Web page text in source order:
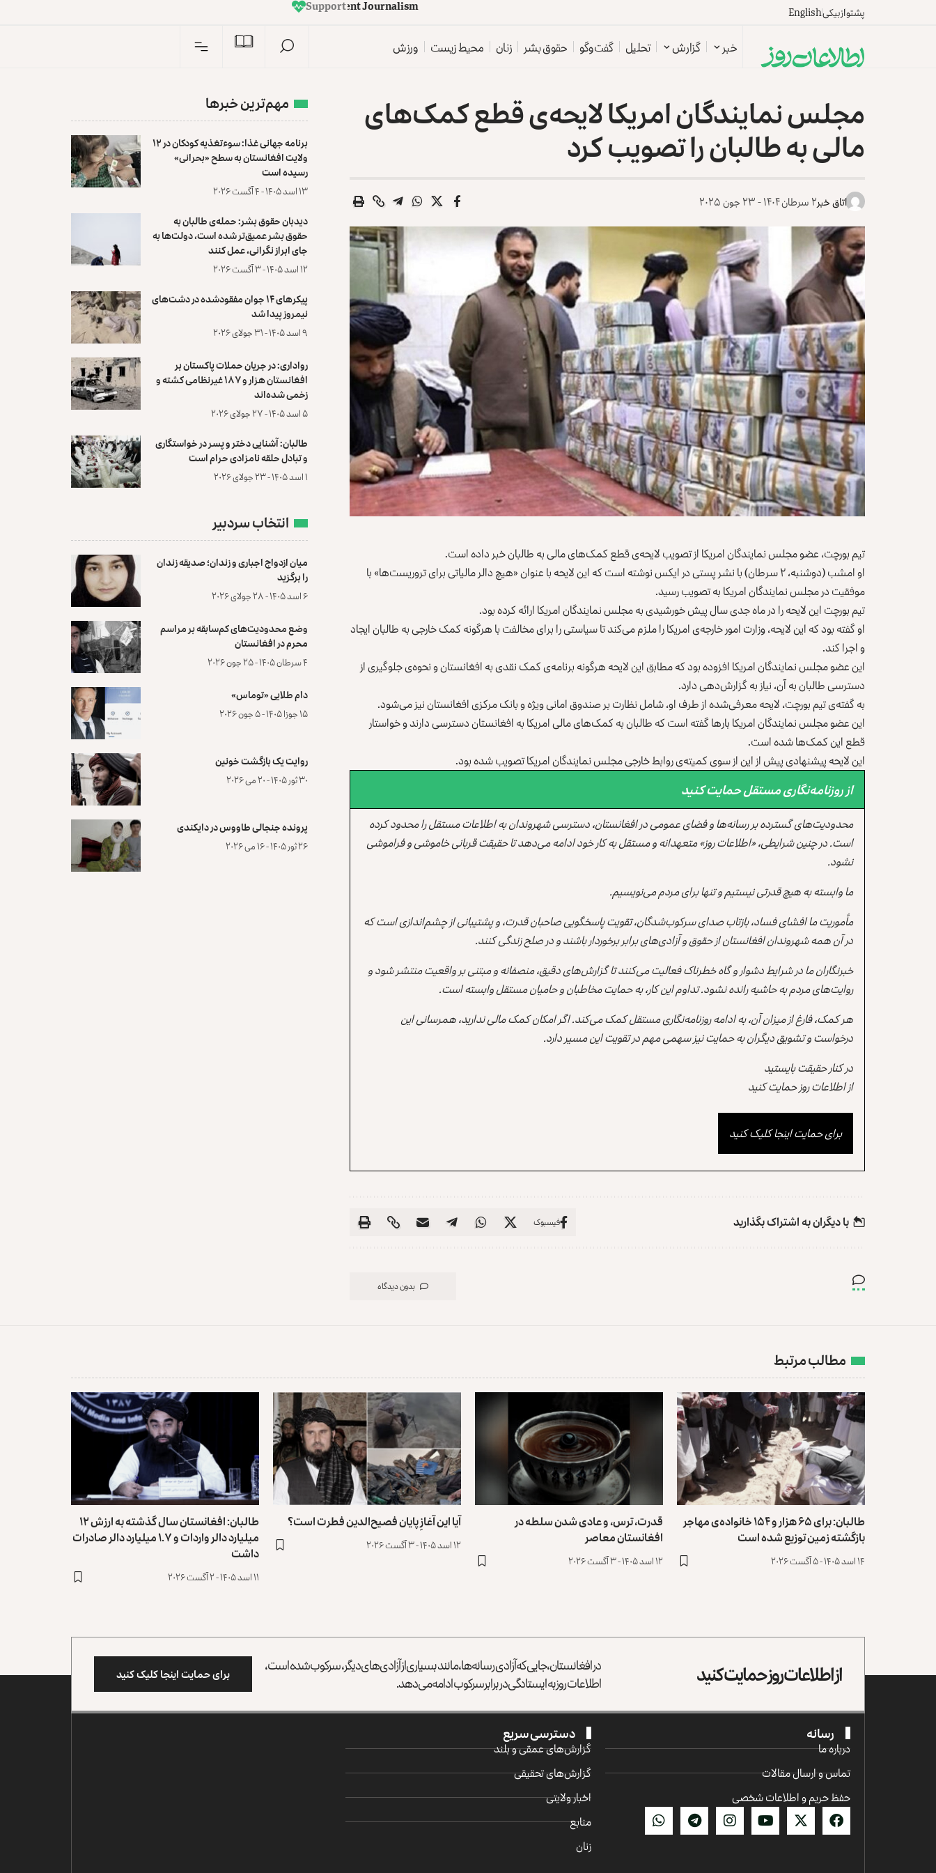
پشتوازبیکیEnglish
m
s
i
l
a
n
r
u
o
J
t
n
e
d
n
e
p
e
d
n
I Support
خبر گزارش تحلیل گفت‌وگو حقوق بشر زنان محیط زیست ورزش
مجلس نمایندگان امریکا لایحه‌‌ی قطع کمک‌های
مالی به طالبان را تصویب کرد
اتاق خبر۲ سرطان ۱۴۰۴ - ۲۳ جون ۲۰۲۵
تیم بورچت، عضو مجلس نمایندگان امریکا از تصویب لایحه‌‌ی قطع کمک‌های مالی به طالبان خبر داده است.
او امشب (دوشنبه، ۲ سرطان) با نشر پستی در ایکس نوشته است که این لایحه با عنوان «هیچ دالر مالیاتی برای تروریست‌ها» با
موفقیت در مجلس نمایندگان امریکا به تصویب رسید.
تیم بورچت این لایحه را در ماه جدی سال پیش خورشیدی به مجلس نمایندگان امریکا ارائه کرده بود.
او گفته بود که این لایحه، وزارت امور خارجه‌ی امریکا را ملزم می‌کند تا سیاستی را برای مخالفت با هرگونه کمک خارجی به طالبان ایجاد
و اجرا کند.
این عضو مجلس نمایندگان امریکا افزوده بود که مطابق این لایحه هرگونه برنامه‌‌ی کمک نقدی به افغانستان و نحوه‌ی جلوگیری از
دسترسی طالبان به آن، نیاز به گزارش‌دهی دارد.
به گفته‌ی تیم بورچت، لایحه معرفی‌شده از طرف او، شامل نظارت بر صندوق امانی ویژه و بانک مرکزی افغانستان نیز می‌شود.
این عضو مجلس نمایندگان امریکا بارها گفته است که طالبان به کمک‌های مالی امریکا به افغانستان دسترسی دارند و خواستار
قطع این کمک‌ها شده است.
این لایحه پیشنهادی پیش از این از سوی کمیته‌ی روابط خارجی مجلس نمایندگان امریکا تصویب شده بود.
از روزنامه‌نگاری مستقل حمایت کنید
محدودیت‌های گسترده بر رسانه‌ها و فضای عمومی در افغانستان، دسترسی شهروندان به اطلاعات مستقل را محدود کرده
است. در چنین شرایطی، «اطلاعات روز» متعهدانه و مستقل به کار خود ادامه می‌دهد تا حقیقت قربانی خاموشی و فراموشی
نشود.
ما وابسته به هیچ قدرتی نیستیم و تنها برای مردم می‌نویسیم.
مأموریت ما افشای فساد، بازتاب صدای سرکوب‌شدگان، تقویت پاسخگویی صاحبان قدرت، و پشتیبانی از چشم‌اندازی است که
در آن همه شهروندان افغانستان از حقوق و آزادی‌های برابر برخوردار باشند و در صلح زندگی کنند.
خبرنگاران ما در شرایط دشوار و گاه خطرناک فعالیت می‌کنند تا گزارش‌های دقیق، منصفانه و مبتنی بر واقعیت منتشر شود و
روایت‌های مردم به حاشیه رانده نشود. تداوم این کار، به حمایت مخاطبان و حامیان مستقل وابسته است.
هر کمک، فارغ از میزان آن، به ادامه روزنامه‌نگاری مستقل کمک می‌کند. اگر امکان کمک مالی ندارید، همرسانی این
درخواست و تشویق دیگران به حمایت نیز سهمی مهم در تقویت این مسیر دارد.
در کنار حقیقت بایستید
از اطلاعات روز حمایت کنید
برای حمایت اینجا کلیک کنید
با دیگران به‌‌ اشتراک بگذارید فیسبوک
بدون دیدگاه
مهم‌ترین خبرها
برنامه جهانی غذا: سوءتغذیه کودکان در ۱۲
ولایت افغانستان به سطح «بحرانی»
رسیده است
۱۳ اسد ۱۴۰۵ - ۴ آگست ۲۰۲۶
دیدبان حقوق بشر: حمله‌ی طالبان به
حقوق بشر عمیق‌تر شده است، دولت‌ها به
جای ابراز نگرانی، عمل کنند
۱۲ اسد ۱۴۰۵ - ۳ آگست ۲۰۲۶
پیکرهای ۱۴ جوان مفقودشده در دشت‌های
نیمروز پیدا شد
۹ اسد ۱۴۰۵ - ۳۱ جولای ۲۰۲۶
رواداری: در جریان حملات پاکستان بر
افغانستان هزار و ۱۸۷ غیرنظامی کشته و
زخمی شده‌اند
۵ اسد ۱۴۰۵ - ۲۷ جولای ۲۰۲۶
طالبان: آشنایی دختر و پسر در خواستگاری
و تبادل حلقه نامزادی حرام است
۱ اسد ۱۴۰۵ - ۲۳ جولای ۲۰۲۶
انتخاب سردبیر
میان ازدواج اجباری و زندان؛ صدیقه زندان
را برگزید
۶ اسد ۱۴۰۵ - ۲۸ جولای ۲۰۲۶
وضع محدودیت‌های کم‌سابقه بر مراسم
محرم در افغانستان
۴ سرطان ۱۴۰۵ - ۲۵ جون ۲۰۲۶
دام طلایی «توماس»
۱۵ جوزا ۱۴۰۵ - ۵ جون ۲۰۲۶
روایت یک بازگشت خونین
۳۰ ثور ۱۴۰۵ - ۲۰ می ۲۰۲۶
پرونده‌ جنجالی طاووس در دایکندی
۲۶ ثور ۱۴۰۵ - ۱۶ می ۲۰۲۶
مطالب مرتبط
طالبان: برای ۶۵ هزار و ۱۵۴ خانواده‌ی مهاجر
بازگشته زمین توزیع ‏شده است
۱۴ اسد ۱۴۰۵ - ۵ آگست ۲۰۲۶
قدرت، ترس، و عادی ‌شدن سلطه در
افغانستان معاصر
۱۲ اسد ۱۴۰۵ - ۳ آگست ۲۰۲۶
آیا این آغازِ پایان فصیح‌الدین فطرت است؟
۱۲ اسد ۱۴۰۵ - ۳ آگست ۲۰۲۶
طالبان: افغانستان سال گذشته به ارزش ۱۲
میلیارد دالر واردات و ۱.۷ میلیارد دالر صادرات
داشت
۱۱ اسد ۱۴۰۵ - ۲ آگست ۲۰۲۶
از اطلاعات روز حمایت کنید در افغانستان، جایی که آزادی رسانه‌ها، مانند بسیاری از آزادی‌های دیگر، سرکوب شده است،
اطلاعات روز به ایستادگی در برابر سرکوب ادامه می‌دهد. برای حمایت اینجا کلیک کنید
رسانه
درباره ما
تماس و ارسال مقالات
حفظ حریم و اطلاعات شخصی
دسترسی سریع
گزارش‌‌های عمقی و بلند
گزارش‌های تحقیقی
اخبار ولایتی
منابع
زنان